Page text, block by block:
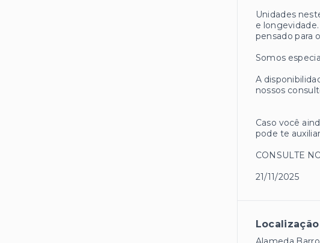
Unidades
e longevidade.
pensado para
Somos
A
nossos
Caso você
pode te
CONSULTE
21/11/2025
Localização